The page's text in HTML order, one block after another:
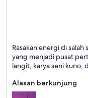
Terkenal dengan
Rasakan energi di
yang menjadi pusat
langit, karya seni kuno,
Alasan berkunjung